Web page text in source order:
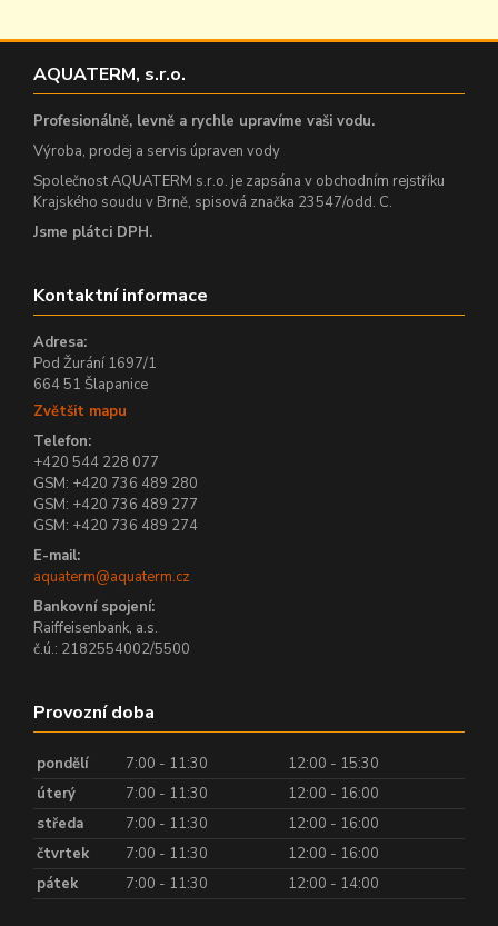
AQUATERM, s.r.o.
Profesionálně, levně a rychle upravíme vaši vodu.
Výroba, prodej a servis úpraven vody
Společnost AQUATERM s.r.o. je zapsána v obchodním rejstříku
Krajského soudu v Brně, spisová značka 23547/odd. C.
Jsme plátci DPH.
Kontaktní informace
Adresa:
Pod Žurání 1697/1
664 51 Šlapanice
Zvětšit mapu
Telefon:
+420 544 228 077
GSM: +420 736 489 280
GSM: +420 736 489 277
GSM: +420 736 489 274
E-mail:
aquaterm@aquaterm.cz
Bankovní spojení:
Raiffeisenbank, a.s.
č.ú.: 2182554002/5500
Provozní doba
pondělí 7:00 - 11:30
12:00 - 15:30
úterý
7:00 - 11:30
12:00 - 16:00
středa
7:00 - 11:30
12:00 - 16:00
čtvrtek
7:00 - 11:30
12:00 - 16:00
pátek
7:00 - 11:30 12:00 - 14:00